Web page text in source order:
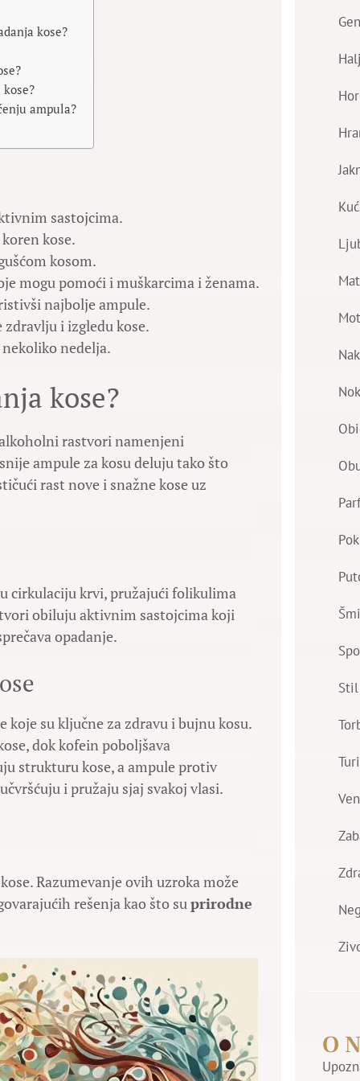
kose?
ampula?
sastojcima.
kose.
kosom.
mogu pomoći i muškarcima i ženama.
najbolje ampule.
i izgledu kose.
nedelja.
kose?
rastvori namenjeni
ampule za kosu deluju tako što
rast nove i snažne kose uz
cirkulaciju krvi, pružajući folikulima
obiluju aktivnim sastojcima koji
opadanje.
su ključne za zdravu i bujnu kosu.
dok kofein poboljšava
strukturu kose, a ampule protiv
i pružaju sjaj svakoj vlasi.
Razumevanje ovih uzroka može
rešenja kao što suprirodne
Stil
O